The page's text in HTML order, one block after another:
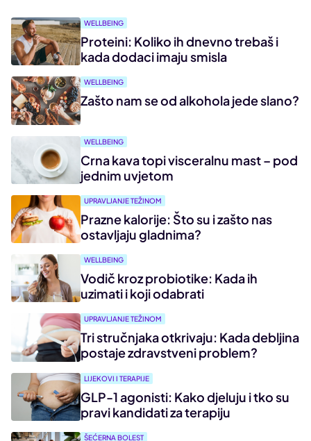
WELLBEING
Proteini: Koliko ih dnevno trebaš i
kada dodaci imaju smisla
WELLBEING
Zašto nam se od alkohola jede slano?
WELLBEING
Crna kava topi visceralnu mast – pod
jednim uvjetom
UPRAVLJANJE TEŽINOM
Prazne kalorije: Što su i zašto nas
ostavljaju gladnima?
WELLBEING
Vodič kroz probiotike: Kada ih
uzimati i koji odabrati
UPRAVLJANJE TEŽINOM
Tri stručnjaka otkrivaju: Kada debljina
postaje zdravstveni problem?
LIJEKOVI I TERAPIJE
GLP-1 agonisti: Kako djeluju i tko su
pravi kandidati za terapiju
ŠEĆERNA BOLEST